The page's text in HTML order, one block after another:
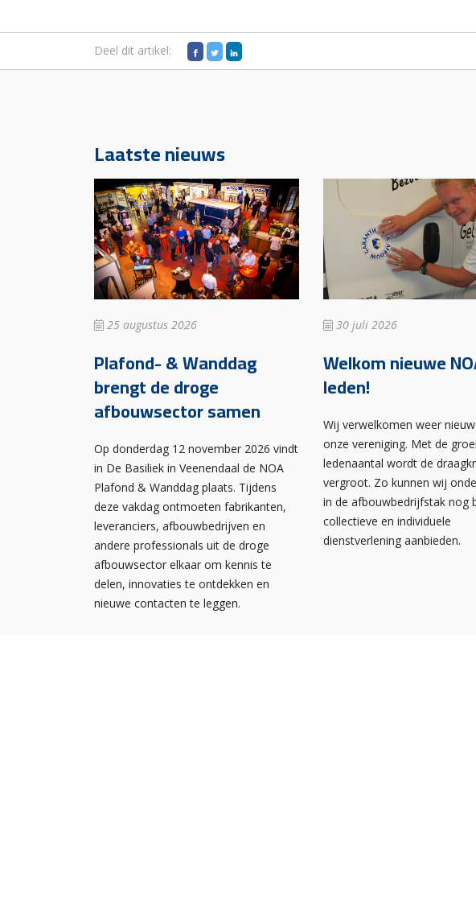
Deel dit artikel:
Laatste nieuws
25 augustus 2026
Plafond- & Wanddag
brengt de droge
afbouwsector samen
Op donderdag 12 november 2026 vindt
in De Basiliek in Veenendaal de NOA
Plafond & Wanddag plaats. Tijdens
deze vakdag ontmoeten fabrikanten,
leveranciers, afbouwbedrijven en
andere professionals uit de droge
afbouwsector elkaar om kennis te
delen, innovaties te ontdekken en
nieuwe contacten te leggen.
30 juli 2026
Welkom nieuwe
leden!
Wij verwelkomen weer
onze vereniging. Met de
ledenaantal wordt de
vergroot. Zo kunnen wij
in de afbouwbedrijfstak nog
collectieve en individuele
dienstverlening aanbieden.